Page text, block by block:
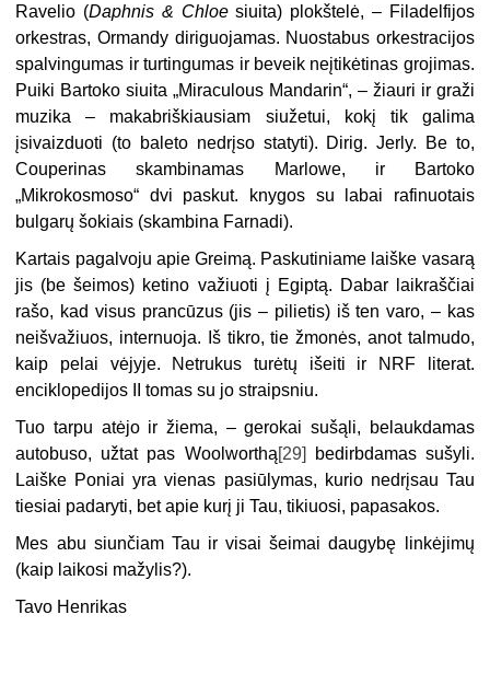
Ravelio (Daphnis & Chloesiuita) plokštelė, – Filadelfijos
orkestras, Ormandy diriguojamas. Nuostabus orkestracijos
spalvingumas ir turtingumas ir beveik neįtikėtinas grojimas.
Puiki Bartoko siuita „Miraculous Mandarin“, – žiauri ir graži
muzika – makabriškiausiam siužetui, kokį tik galima
įsivaizduoti (to baleto nedrįso statyti). Dirig. Jerly. Be to,
Couperinas skambinamas Marlowe, ir Bartoko
„Mikrokosmoso“ dvi paskut. knygos su labai rafinuotais
bulgarų šokiais (skambina Farnadi).
Kartais pagalvoju apie Greimą. Paskutiniame laiške vasarą
jis (be šeimos) ketino važiuoti į Egiptą. Dabar laikraščiai
rašo, kad visus prancūzus (jis – pilietis) iš ten varo, – kas
neišvažiuos, internuoja. Iš tikro, tie žmonės, anot talmudo,
kaip pelai vėjyje. Netrukus turėtų išeiti ir NRF literat.
enciklopedijos II tomas su jo straipsniu.
Tuo tarpu atėjo ir žiema, – gerokai sušąli, belaukdamas
autobuso, užtat pas Woolworthą[29] bedirbdamas sušyli.
Laiške Poniai yra vienas pasiūlymas, kurio nedrįsau Tau
tiesiai padaryti, bet apie kurį ji Tau, tikiuosi, papasakos.
Mes abu siunčiam Tau ir visai šeimai daugybę linkėjimų
(kaip laikosi mažylis?).
Tavo Henrikas